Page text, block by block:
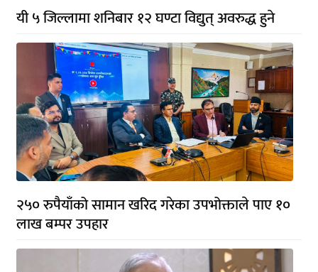
यी ५ जिल्लामा शनिबार १२ घण्टा विद्युत् अवरुद्ध हुने
२५० रुपैयाँको सामान खरिद गरेका उपभोक्ताले पाए १०
लाख बम्पर उपहार